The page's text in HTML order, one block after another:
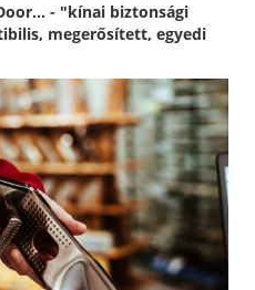
- "kínai biztonsági
megerősített, egyedi